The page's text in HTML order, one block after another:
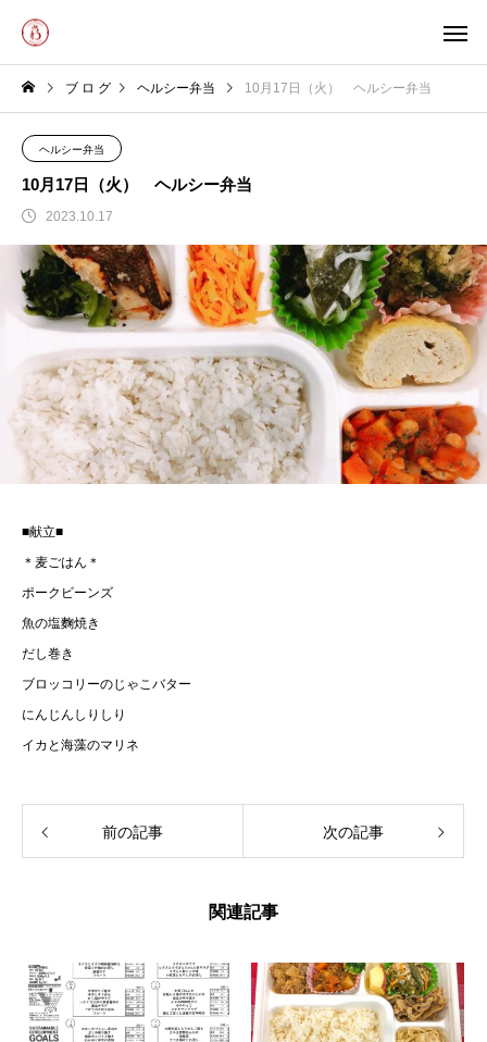
ブ ロ グ ヘルシー弁当 10月17日（火） ヘルシー弁当
ヘルシー弁当
10月17日（火） ヘルシー弁当
2023.10.17
■献立■
＊麦ごはん＊
ポークビーンズ
魚の塩麴焼き
だし巻き
ブロッコリーのじゃこバター
にんじんしりしり
イカと海藻のマリネ
前の記事 次の記事
関連記事